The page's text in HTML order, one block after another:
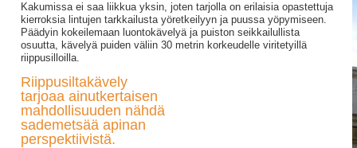
Kakumissa ei saa liikkua yksin, joten tarjolla on erilaisia opastettuja
kierroksia lintujen tarkkailusta yöretkeilyyn ja puussa yöpymiseen.
Päädyin kokeilemaan luontokävelyä ja puiston seikkailullista
osuutta, kävelyä puiden väliin 30 metrin korkeudelle viritetyillä
riippusilloilla.
Riippusiltakävely
tarjoaa ainutkertaisen
mahdollisuuden nähdä
sademetsää apinan
perspektiivistä.